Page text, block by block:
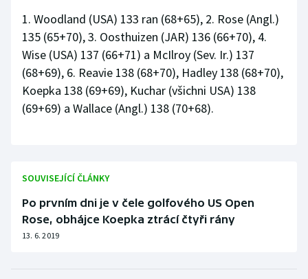
Veslování
Vodní slalom
Volejbal
1. Woodland (USA) 133 ran (68+65), 2. Rose (Angl.)
135 (65+70), 3. Oosthuizen (JAR) 136 (66+70), 4.
Wise (USA) 137 (66+71) a McIlroy (Sev. Ir.) 137
(68+69), 6. Reavie 138 (68+70), Hadley 138 (68+70),
Koepka 138 (69+69), Kuchar (všichni USA) 138
(69+69) a Wallace (Angl.) 138 (70+68).
SOUVISEJÍCÍ ČLÁNKY
Po prvním dni je v čele golfového US Open
Rose, obhájce Koepka ztrácí čtyři rány
13. 6. 2019